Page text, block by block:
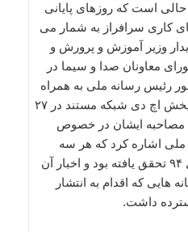
است كه روزهای پایانی
كاری سرافراز به شمار می
وزیر آموزش و پرورش و
معاونان صدا و سیما در
رئیس رسانه ملی به همراه
معاون سیما در مراسم آغاز پخش اچ دی شبكه مستند در ۲۷
مصاحبه ایشان در خصوص
ملی اشاره كرد كه هر سه
رویداد در روزهای پایانی سال ۹۴ تحقق یافته بود و اخبار آن
هایی كه اقدام به انتشار
داشت.